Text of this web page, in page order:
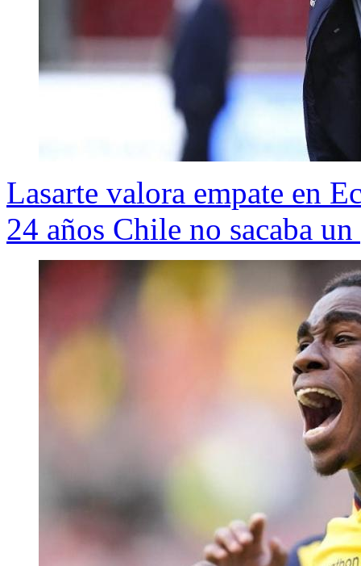
Lasarte valora empate en
24 años Chile no sacaba